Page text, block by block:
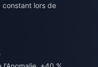
constant lors de